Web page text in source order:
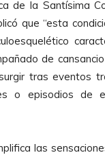
de la Santísima
que “esta
de
tras eventos
o episodios de
las